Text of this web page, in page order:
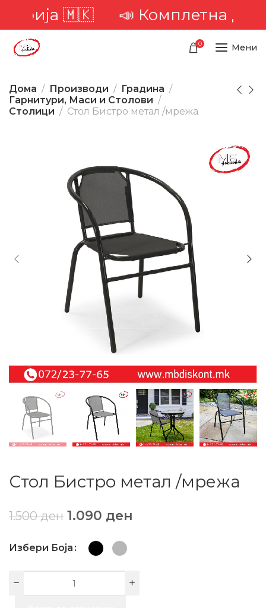
🇲🇰 📣 Комплетна
0 Мени
Дома Производи
Градина
Гарнитури, Маси и Столови
Столици
Стол Бистро метал /мрежа
Стол Бистро метал /мрежа
1.500ден 1.090 ден
Избери Боја